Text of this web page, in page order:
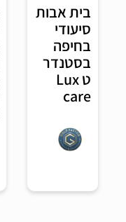
בית אבות
סיעודי
בחיפה
בסטנדר
ט Lux
care